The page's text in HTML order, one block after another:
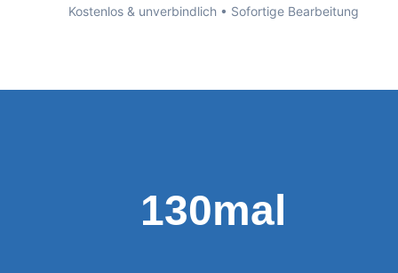
Kostenlos & unverbindlich • Sofortige Bearbeitung
130mal